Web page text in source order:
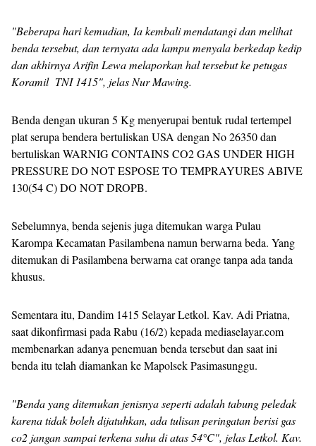
"Beberapa hari kemudian, Ia kembali mendatangi dan melihat
benda tersebut, dan ternyata ada lampu menyala berkedap kedip
dan akhirnya Arifin Lewa melaporkan hal tersebut ke petugas
Koramil TNI 1415", jelas Nur Mawing.
Benda dengan ukuran 5 Kg menyerupai bentuk rudal tertempel
plat serupa bendera bertuliskan USA dengan No 26350 dan
bertuliskan WARNIG CONTAINS CO2 GAS UNDER HIGH
PRESSURE DO NOT ESPOSE TO TEMPRAYURES ABIVE
130(54 C) DO NOT DROPB.
Sebelumnya, benda sejenis juga ditemukan warga Pulau
Karompa Kecamatan Pasilambena namun berwarna beda. Yang
ditemukan di Pasilambena berwarna cat orange tanpa ada tanda
khusus.
Sementara itu, Dandim 1415 Selayar Letkol. Kav. Adi Priatna,
saat dikonfirmasi pada Rabu (16/2) kepada mediaselayar.com
membenarkan adanya penemuan benda tersebut dan saat ini
benda itu telah diamankan ke Mapolsek Pasimasunggu.
"Benda yang ditemukan jenisnya seperti adalah tabung peledak
karena tidak boleh dijatuhkan, ada tulisan peringatan berisi gas
co2 jangan sampai terkena suhu di atas 54°C", jelas Letkol. Kav.